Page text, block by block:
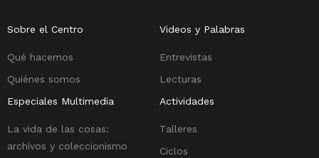
Sobre el Centro
Qué hacemos
Quiénes somos
Videos y Palabras
Entrevistas
Lecturas
Especiales Multimedia
La vida de las cosas:
archivos y coleccionismo
Actividades
Talleres
Ciclos